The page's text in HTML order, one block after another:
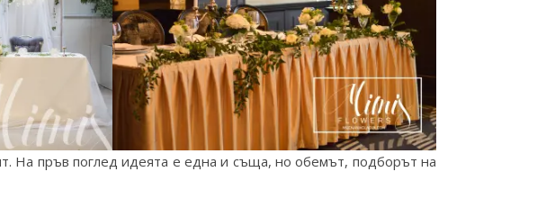
На пръв поглед идеята е една и съща, но обемът, подборът на